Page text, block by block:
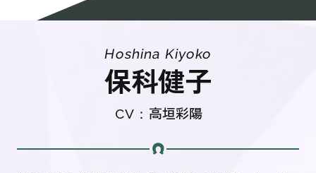
Hoshina Kiyoko
保科健子
CV： 高垣彩陽